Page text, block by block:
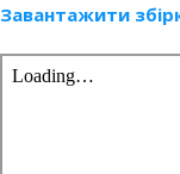
Завантажити